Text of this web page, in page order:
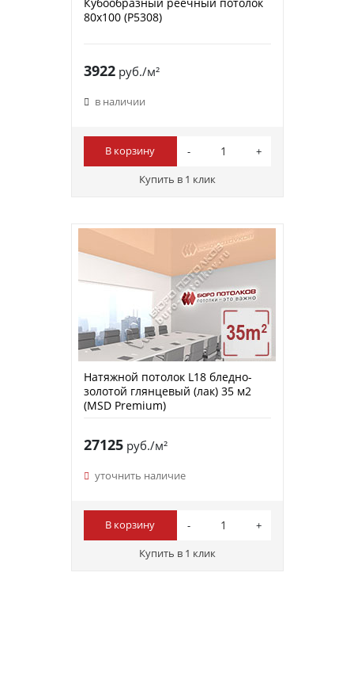
80х100 (P5308)
3922руб./м²
в наличии
В корзину
Купить в 1 клик
Натяжной потолок L18 бледно-
золотой глянцевый (лак) 35 м2
(MSD Premium)
27125руб./м²
уточнить наличие
В корзину
Купить в 1 клик